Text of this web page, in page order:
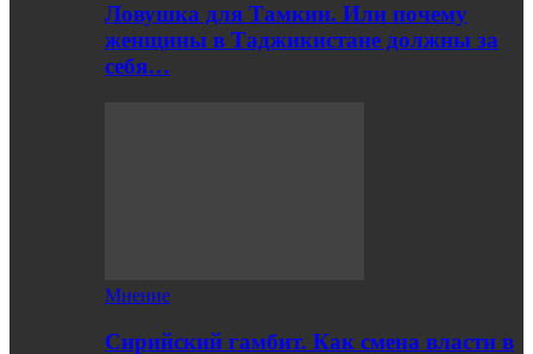
Ловушка для Тамкин. Или почему
женщины в Таджикистане должны за
себя…
Мнение
Сирийский гамбит. Как смена власти в